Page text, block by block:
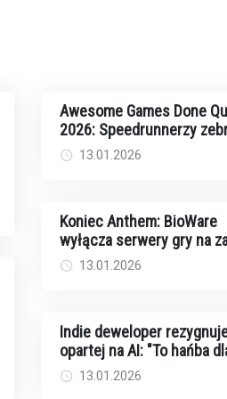
Awesome Games Done
2026: Speedrunnerzy
rekordowe 2,44 mln
walkę z rakiem
13.01.2026
Koniec Anthem: BioWare
wyłącza serwery gry na
13.01.2026
Indie deweloper
opartej na AI: "To hańba
twórców i graczy"
13.01.2026